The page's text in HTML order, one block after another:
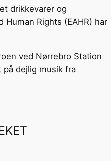
drikkevarer og
Human Rights (EAHR) har
ved Nørrebro Station
dejlig musik fra